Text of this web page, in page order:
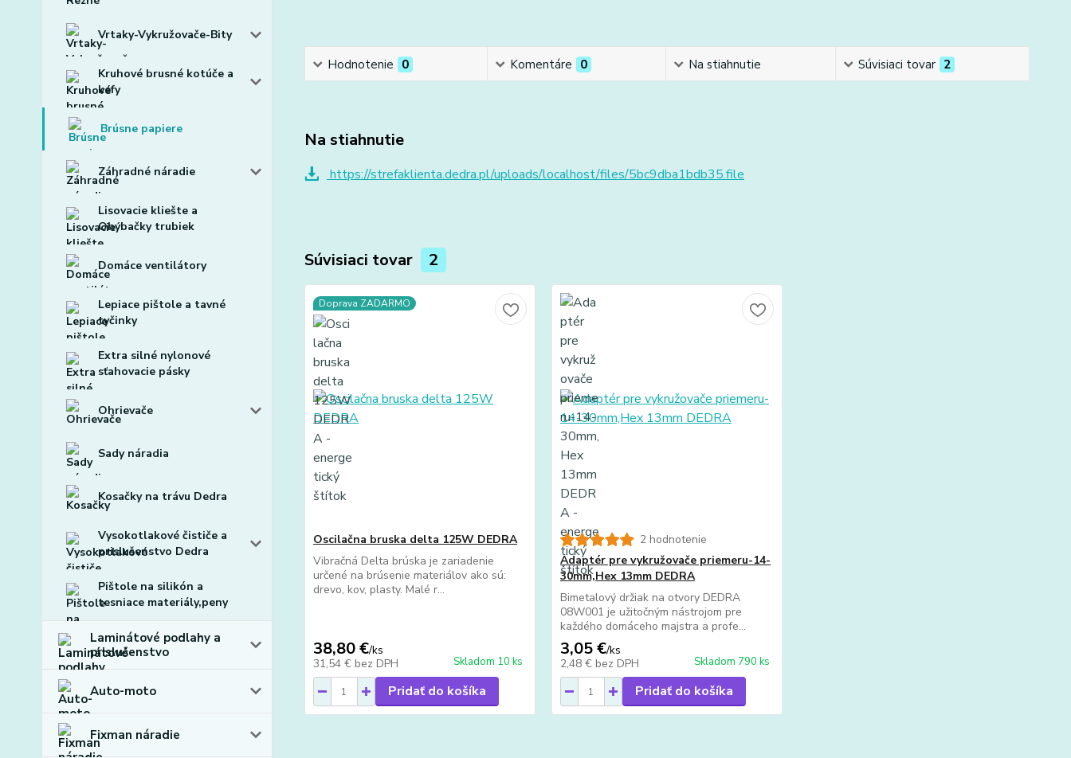
Vrtaky-Vykružovače-Bity
Kruhové brusné kotúče a
kefy
Brúsne papiere
Záhradné náradie
Lisovacie kliešte a
Ohýbačky trubiek
Domáce ventilátory
Lepiace pištole a tavné
tyčinky
Extra silné nylonové
sťahovacie pásky
Ohrievače
Sady náradia
Kosačky na trávu Dedra
Vysokotlakové čističe a
prislušenstvo Dedra
Pištole na silikón a
tesniace materiály,peny
Laminátové podlahy a
prislušenstvo
Auto-moto
Fixman náradie
Hodnotenie 0 Komentáre 0 Na stiahnutie Súvisiaci tovar 2
Na stiahnutie
https://strefaklienta.dedra.pl/uploads/localhost/files/5bc9dba1bdb35.file
Súvisiaci tovar 2
Doprava ZADARMO
Oscilačna bruska delta 125W DEDRA
Vibračná Delta brúska je zariadenie
určené na brúsenie materiálov ako sú:
drevo, kov, plasty. Malé r...
38,80 €/ks
31,54 € bez DPH Skladom 10 ks
Pridať do košíka
2 hodnotenie
Adaptér pre vykružovače priemeru-14-
30mm,Hex 13mm DEDRA
Bimetalový držiak na otvory DEDRA
08W001 je užitočným nástrojom pre
každého domáceho majstra a profe...
3,05 €/ks
2,48 € bez DPH Skladom 790 ks
Pridať do košíka